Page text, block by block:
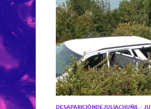
DESAPARICIÓNDEJULIACHUÑIL /